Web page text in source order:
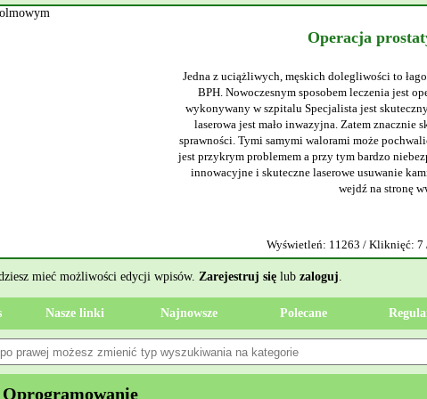
Operacja
Jedna z uciążliwych, męskich dolegliwości to
BPH. Nowoczesnym sposobem leczenia jest
wykonywany w szpitalu Specjalista jest
laserowa jest mało inwazyjna. Zatem znacznie
sprawności. Tymi samymi walorami może
jest przykrym problemem a przy tym bardzo
innowacyjne i skuteczne laserowe usuwanie
wejdź na stronę
Wyświetleń: 11263 / Kliknięć: 7
mieć możliwości edycji wpisów. Zarejestruj się lub zaloguj.
Nasze linki Najnowsze Polecane
Oprogramowanie